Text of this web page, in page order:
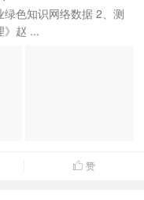
色知识网络数据 2、测
》赵 ...
 赞